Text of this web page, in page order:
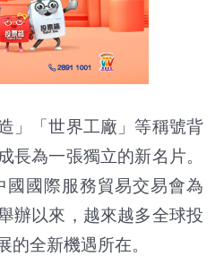
」「世界工廠」等稱號背
長為一張獨立的新名片。
國國際服務貿易交易會為
辦以來，越來越多全球投
的全新機遇所在。